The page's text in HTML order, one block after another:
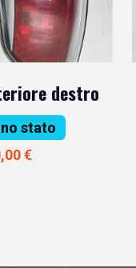
destro
stato
€